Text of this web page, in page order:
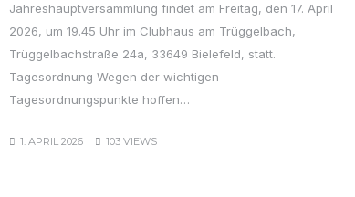
Jahreshauptversammlung findet am Freitag, den 17. April
2026, um 19.45 Uhr im Clubhaus am Trüggelbach,
Trüggelbachstraße 24a, 33649 Bielefeld, statt.
Tagesordnung Wegen der wichtigen
Tagesordnungspunkte hoffen…
1. APRIL 2026 103 VIEWS